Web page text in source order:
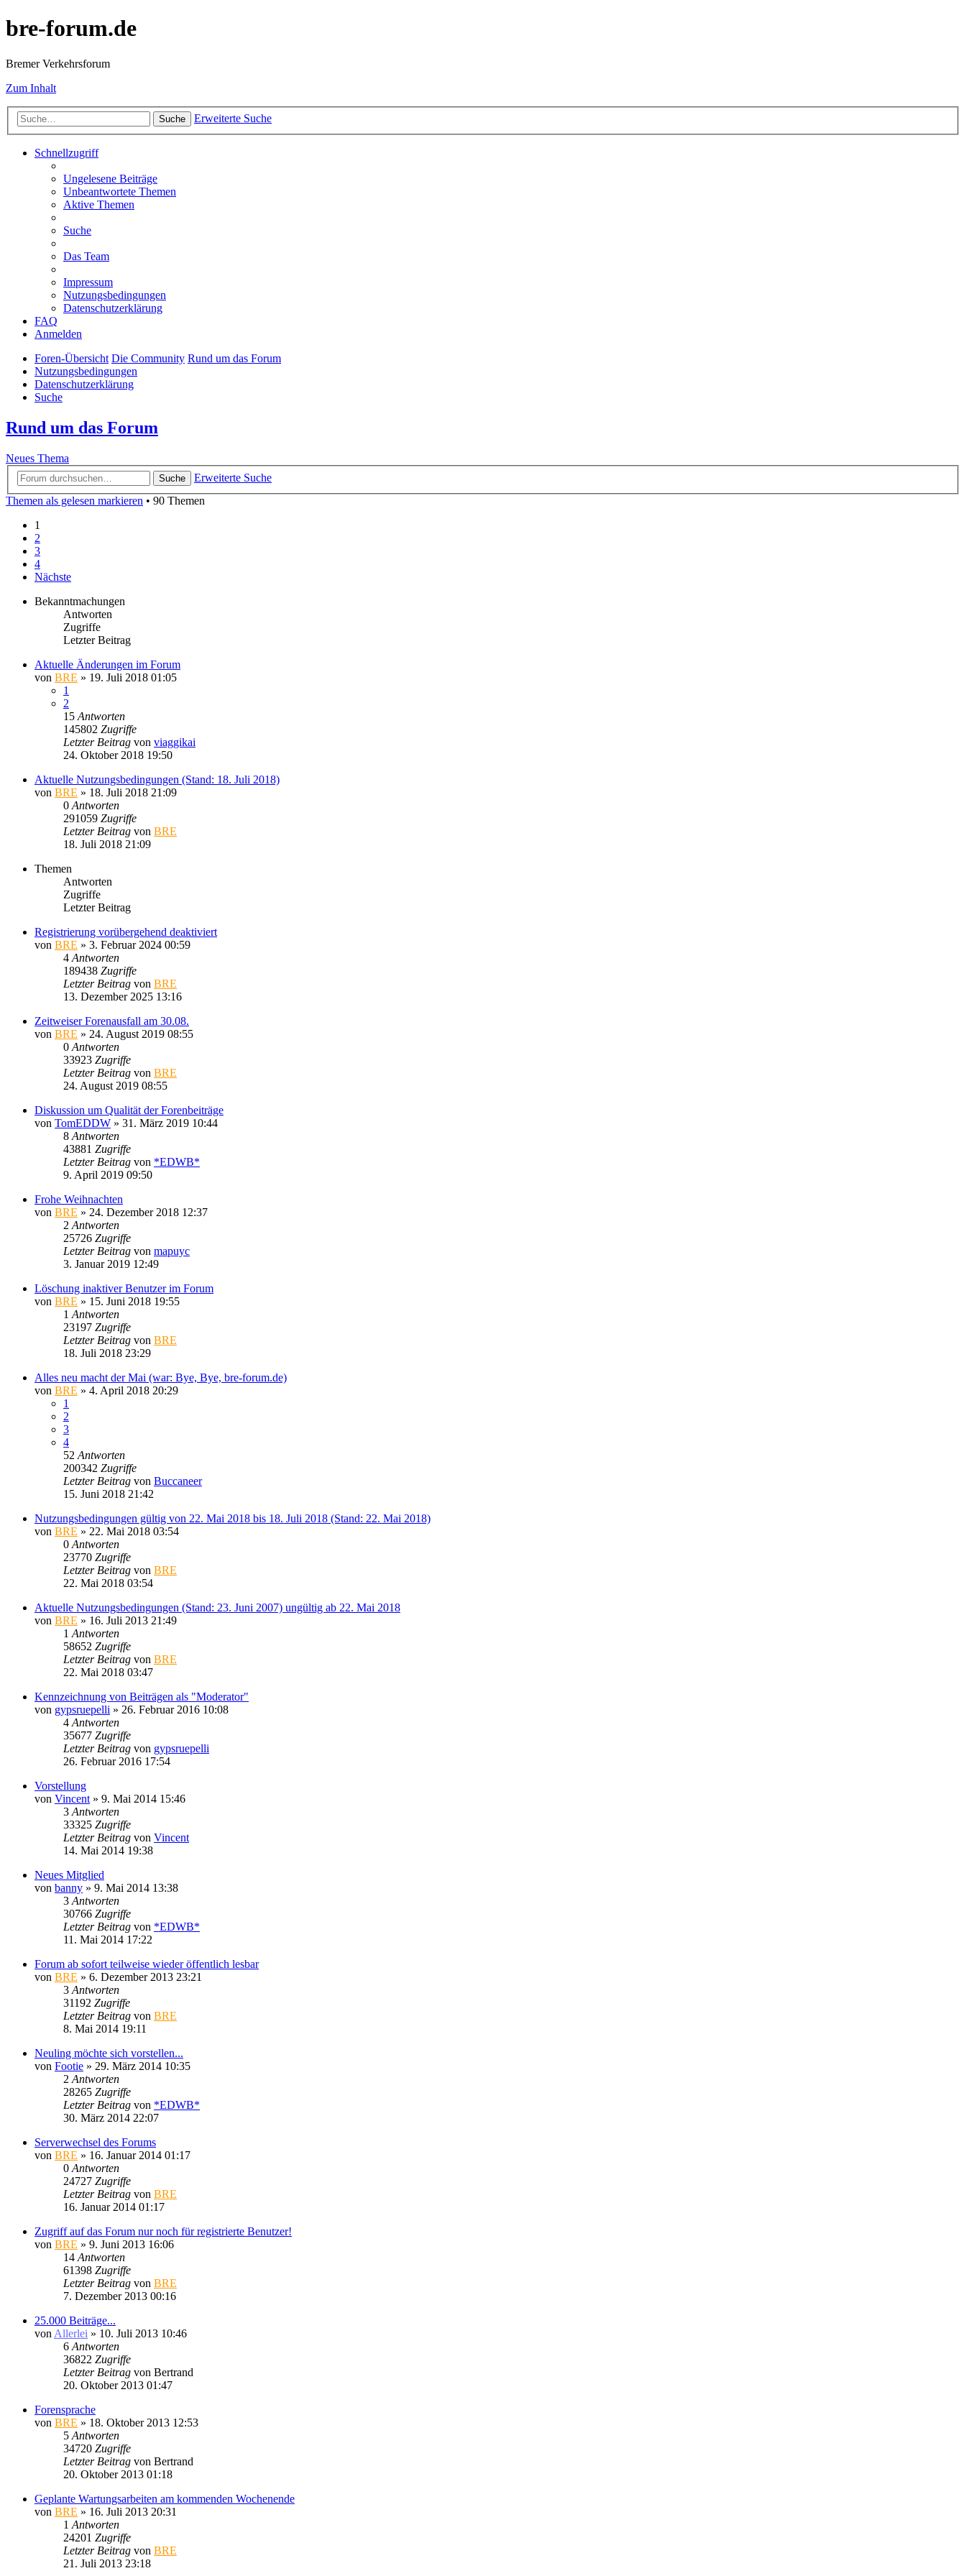
bre-forum.de
Bremer Verkehrsforum
Zum Inhalt
Suche Erweiterte Suche
Schnellzugriff
Ungelesene Beiträge
Unbeantwortete Themen
Aktive Themen
Suche
Das Team
Impressum
Nutzungsbedingungen
Datenschutzerklärung
FAQ
Anmelden
Foren-Übersicht Die Community Rund um das Forum
Nutzungsbedingungen
Datenschutzerklärung
Suche
Rund um das Forum
Neues Thema
Suche
Erweiterte Suche
Themen als gelesen markieren • 90 Themen
1
2
3
4
Nächste
Bekanntmachungen
Antworten
Zugriffe
Letzter Beitrag
Aktuelle Änderungen im Forum
von BRE » 19. Juli 2018 01:05
1
2
15 Antworten
145802 Zugriffe
Letzter Beitrag von viaggikai
24. Oktober 2018 19:50
Aktuelle Nutzungsbedingungen (Stand: 18. Juli 2018)
von BRE » 18. Juli 2018 21:09
0 Antworten
291059 Zugriffe
Letzter Beitrag von BRE
18. Juli 2018 21:09
Themen
Antworten
Zugriffe
Letzter Beitrag
Registrierung vorübergehend deaktiviert
von BRE » 3. Februar 2024 00:59
4 Antworten
189438 Zugriffe
Letzter Beitrag von BRE
13. Dezember 2025 13:16
Zeitweiser Forenausfall am 30.08.
von BRE » 24. August 2019 08:55
0 Antworten
33923 Zugriffe
Letzter Beitrag von BRE
24. August 2019 08:55
Diskussion um Qualität der Forenbeiträge
von TomEDDW » 31. März 2019 10:44
8 Antworten
43881 Zugriffe
Letzter Beitrag von *EDWB*
9. April 2019 09:50
Frohe Weihnachten
von BRE » 24. Dezember 2018 12:37
2 Antworten
25726 Zugriffe
Letzter Beitrag von mapuyc
3. Januar 2019 12:49
Löschung inaktiver Benutzer im Forum
von BRE » 15. Juni 2018 19:55
1 Antworten
23197 Zugriffe
Letzter Beitrag von BRE
18. Juli 2018 23:29
Alles neu macht der Mai (war: Bye, Bye, bre-forum.de)
von BRE » 4. April 2018 20:29
1
2
3
4
52 Antworten
200342 Zugriffe
Letzter Beitrag von Buccaneer
15. Juni 2018 21:42
Nutzungsbedingungen gültig von 22. Mai 2018 bis 18. Juli 2018 (Stand: 22. Mai 2018)
von BRE » 22. Mai 2018 03:54
0 Antworten
23770 Zugriffe
Letzter Beitrag von BRE
22. Mai 2018 03:54
Aktuelle Nutzungsbedingungen (Stand: 23. Juni 2007) ungültig ab 22. Mai 2018
von BRE » 16. Juli 2013 21:49
1 Antworten
58652 Zugriffe
Letzter Beitrag von BRE
22. Mai 2018 03:47
Kennzeichnung von Beiträgen als "Moderator"
von gypsruepelli » 26. Februar 2016 10:08
4 Antworten
35677 Zugriffe
Letzter Beitrag von gypsruepelli
26. Februar 2016 17:54
Vorstellung
von Vincent » 9. Mai 2014 15:46
3 Antworten
33325 Zugriffe
Letzter Beitrag von Vincent
14. Mai 2014 19:38
Neues Mitglied
von banny » 9. Mai 2014 13:38
3 Antworten
30766 Zugriffe
Letzter Beitrag von *EDWB*
11. Mai 2014 17:22
Forum ab sofort teilweise wieder öffentlich lesbar
von BRE » 6. Dezember 2013 23:21
3 Antworten
31192 Zugriffe
Letzter Beitrag von BRE
8. Mai 2014 19:11
Neuling möchte sich vorstellen...
von Footie » 29. März 2014 10:35
2 Antworten
28265 Zugriffe
Letzter Beitrag von *EDWB*
30. März 2014 22:07
Serverwechsel des Forums
von BRE » 16. Januar 2014 01:17
0 Antworten
24727 Zugriffe
Letzter Beitrag von BRE
16. Januar 2014 01:17
Zugriff auf das Forum nur noch für registrierte Benutzer!
von BRE » 9. Juni 2013 16:06
14 Antworten
61398 Zugriffe
Letzter Beitrag von BRE
7. Dezember 2013 00:16
25.000 Beiträge...
von Allerlei » 10. Juli 2013 10:46
6 Antworten
36822 Zugriffe
Letzter Beitrag von Bertrand
20. Oktober 2013 01:47
Forensprache
von BRE » 18. Oktober 2013 12:53
5 Antworten
34720 Zugriffe
Letzter Beitrag von Bertrand
20. Oktober 2013 01:18
Geplante Wartungsarbeiten am kommenden Wochenende
von BRE » 16. Juli 2013 20:31
1 Antworten
24201 Zugriffe
Letzter Beitrag von BRE
21. Juli 2013 23:18